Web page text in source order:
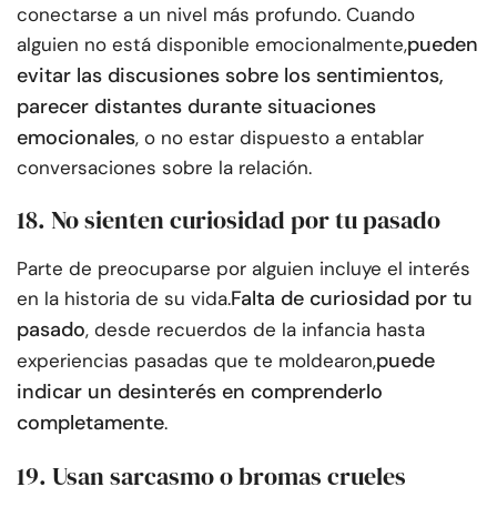
conectarse a un nivel más profundo. Cuando
alguien no está disponible emocionalmente,pueden
evitar las discusiones sobre los sentimientos,
parecer distantes durante situaciones
emocionales, o no estar dispuesto a entablar
conversaciones sobre la relación.
18. No sienten curiosidad por tu pasado
Parte de preocuparse por alguien incluye el interés
en la historia de su vida.Falta de curiosidad por tu
pasado, desde recuerdos de la infancia hasta
experiencias pasadas que te moldearon,puede
indicar un desinterés en comprenderlo
completamente.
19. Usan sarcasmo o bromas crueles